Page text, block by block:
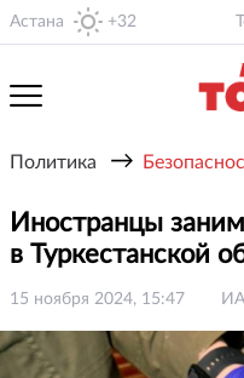
Астана +32
Политика →
Иностранцы
в Туркестанской
15 ноября 2024, 15:47 ИА